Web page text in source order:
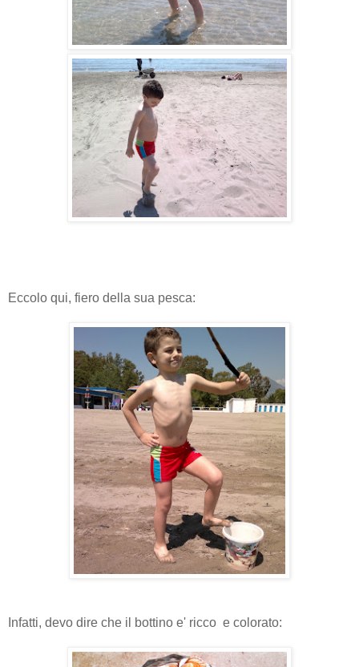
Eccolo qui, fiero della sua pesca:
Infatti, devo dire che il bottino e' ricco e colorato: